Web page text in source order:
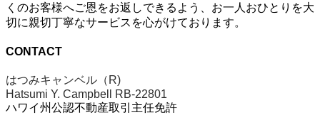
くのお客様へご恩をお返しできるよう、お一人おひとりを大
切に親切丁寧なサービスを心がけております。
CONTACT
はつみキャンベル（R)
Hatsumi Y. Campbell RB-22801
ハワイ州公認不動産取引主任免許